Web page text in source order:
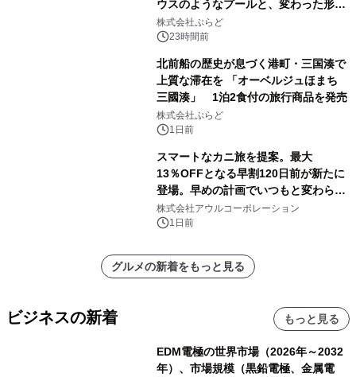
ウスのようなプールと、変わった形の
サウナも 「THE BOXY AWAJI」のお
得な素泊まり連泊プランで
株式会社ぷらど
23時間前
北前船の歴史が息づく港町・三国湊で
上質な滞在を 「オーベルジュほまち
三國湊」 1泊2食付の旅行商品を発売
株式会社ぷらど
1日前
スマートなカニ旅を提案。最大
13％OFFとなる早割120日前が新たに
登場。早めの計画でいつもと変わらぬ
大人の冬旅を。ー夕日ヶ浦温泉「佳松
苑 別邸ふうか」ー
株式会社アウルコーポレーション
1日前
グルメの新着をもっと見る
ビジネスの新着 もっと見る
EDM電極の世界市場（2026年～2032
年）、市場規模（黒鉛電極、金属電